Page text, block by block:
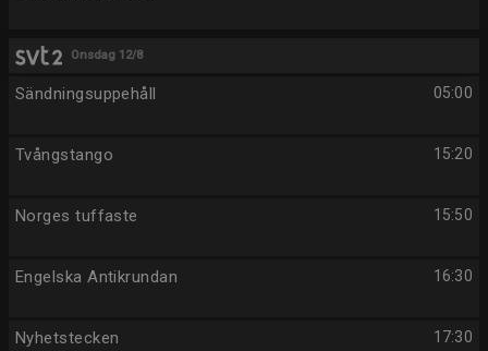
Onsdag 12/8
05:00
Sändningsuppehåll
15:20
Tvångstango
15:50
Norges tuffaste
16:30
Engelska Antikrundan
17:30
Nyhetstecken